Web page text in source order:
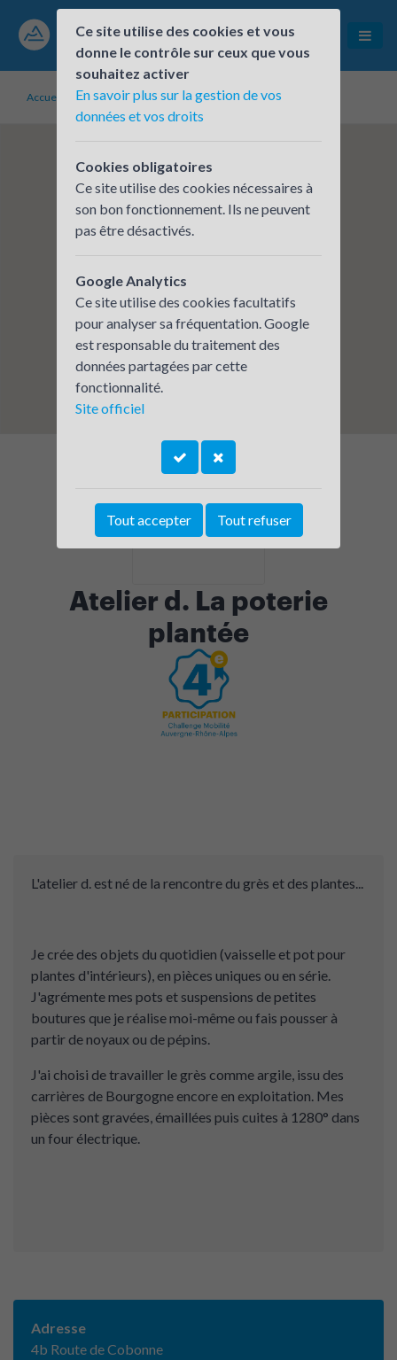
Accueil Établissements inscrits Atelier d. La poterie plantée
Atelier d. La poterie
plantée
L'atelier d. est né de la rencontre du grès et des plantes...
Je crée des objets du quotidien (vaisselle et pot pour
plantes d'intérieurs), en pièces uniques ou en série.
J'agrémente mes pots et suspensions de petites
boutures que je réalise moi-même ou fais pousser à
partir de noyaux ou de pépins.
J'ai choisi de travailler le grès comme argile, issu des
carrières de Bourgogne encore en exploitation. Mes
pièces sont gravées, émaillées puis cuites à 1280° dans
un four électrique.
Adresse
4b Route de Cobonne
Ce site utilise des cookies et vous
donne le contrôle sur ceux que vous
souhaitez activer
En savoir plus sur la gestion de vos
données et vos droits
Cookies obligatoires
Ce site utilise des cookies nécessaires à
son bon fonctionnement. Ils ne peuvent
pas être désactivés.
Google Analytics
Ce site utilise des cookies facultatifs
pour analyser sa fréquentation. Google
est responsable du traitement des
données partagées par cette
fonctionnalité.
Site officiel
Tout accepter Tout refuser